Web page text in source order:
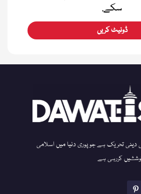
سکے.
ڈونیٹ کریں
تحریک ہے جو پوری دنیا میں اسلامی
کررہی ہے